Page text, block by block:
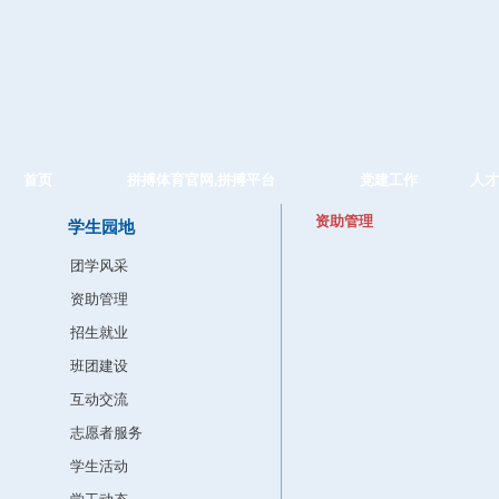
首页 拼搏体育官网,拼搏平台 党建工作 人
学生园地
团学风采
资助管理
招生就业
班团建设
互动交流
志愿者服务
学生活动
资助管理